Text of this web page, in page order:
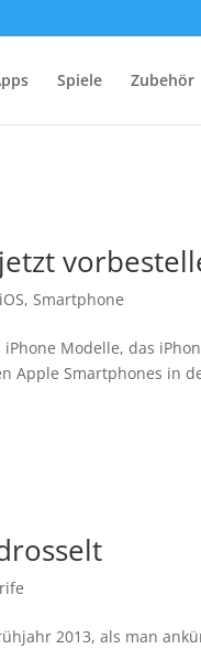
Spiele Zubehör
iOS, Smartphone
Modelle, das
Apple Smartphones in
2013, als man